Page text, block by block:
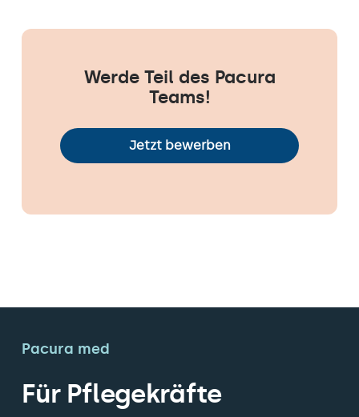
Werde Teil des Pacura
Teams!
Jetzt bewerben
Pacura med
Für Pflegekräfte